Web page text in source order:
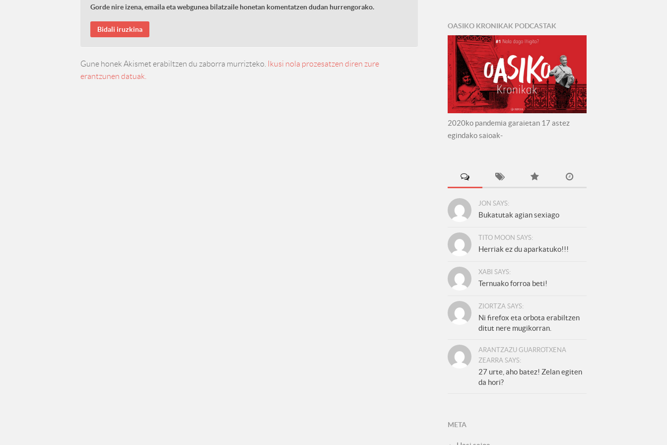
Gorde nire izena, emaila eta webgunea bilatzaile honetan komentatzen dudan hurrengorako.
Gune honek Akismet erabiltzen du zaborra murrizteko.
Ikusi nola prozesatzen diren zure
erantzunen datuak.
OASIKO KRONIKAK PODCASTAK
2020ko pandemia garaietan 17 astez
egindako saioak-
JON SAYS:
Bukatutak agian sexiago
TITO MOON SAYS:
Herriak ez du aparkatuko!!!
XABI SAYS:
Ternuako forroa beti!
ZIORTZA SAYS:
Ni firefox eta orbota erabiltzen
ditut nere mugikorran.
ARANTZAZU GUARROTXENA
ZEARRA SAYS:
27 urte, aho batez! Zelan egiten
da hori?
META